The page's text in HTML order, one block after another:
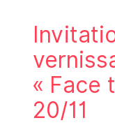
« Face
20/11